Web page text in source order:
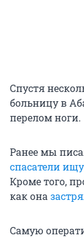
Спустя
больницу в
перелом ноги.
Ранее мы
спасатели
Кроме того,
как она
Самую